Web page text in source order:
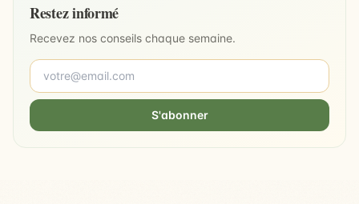
Restez informé
Recevez nos conseils chaque semaine.
S'abonner